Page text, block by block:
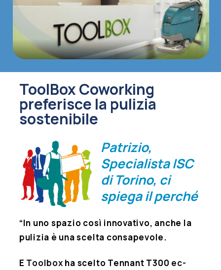
ToolBox Coworking
preferisce la pulizia
sostenibile
Patrizio,
Specialista ISC
di Torino, ci
spiega il perché
“In uno spazio così innovativo, anche la
pulizia è una scelta consapevole.
E Toolbox ha scelto Tennant T300 ec-